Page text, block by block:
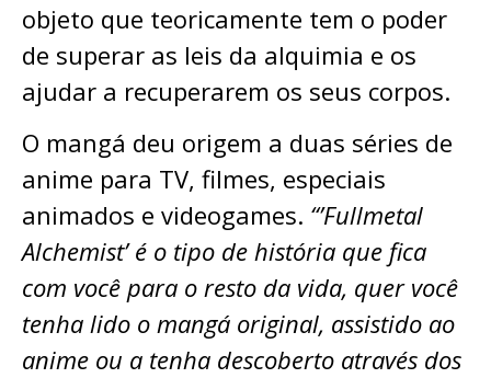
objeto que teoricamente tem o poder
de superar as leis da alquimia e os
ajudar a recuperarem os seus corpos.
O mangá deu origem a duas séries de
anime para TV, filmes, especiais
animados e videogames. “’Fullmetal
Alchemist’ é o tipo de história que fica
com você para o resto da vida, quer você
tenha lido o mangá original, assistido ao
anime ou a tenha descoberto através dos